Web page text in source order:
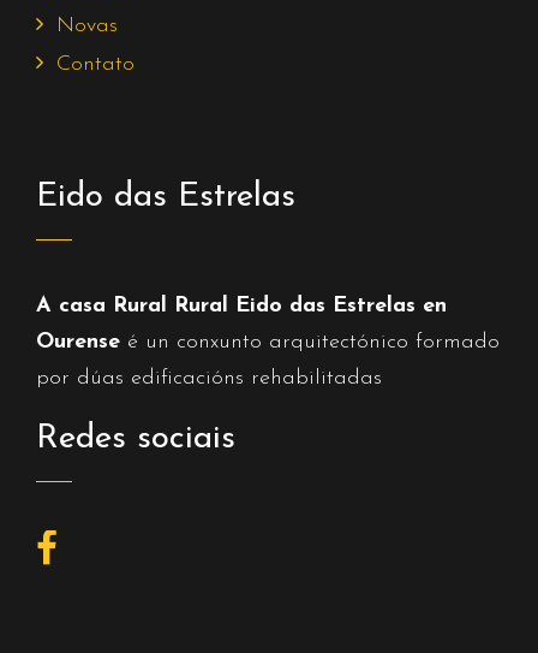
Novas
Contato
Eido das Estrelas
A casa Rural Rural Eido das Estrelas en
Ourense é un conxunto arquitectónico formado
por dúas edificacións rehabilitadas
Redes sociais